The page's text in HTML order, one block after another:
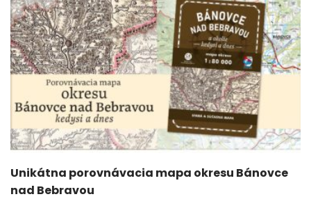
Unikátna porovnávacia mapa okresu Bánovce
nad Bebravou